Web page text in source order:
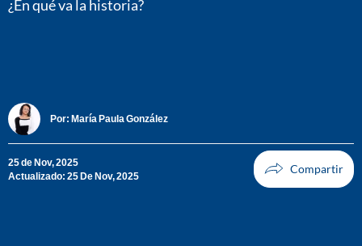
¿En qué va la historia?
Por: María Paula González
25 de Nov, 2025
Actualizado: 25 De Nov, 2025